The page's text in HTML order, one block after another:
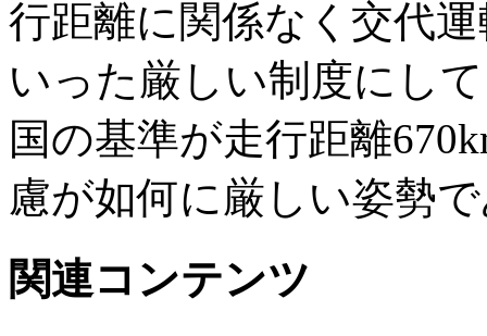
行距離に関係なく交代
いった厳しい制度にし
国の基準が走行距離
慮が如何に厳しい姿勢
関連コンテンツ